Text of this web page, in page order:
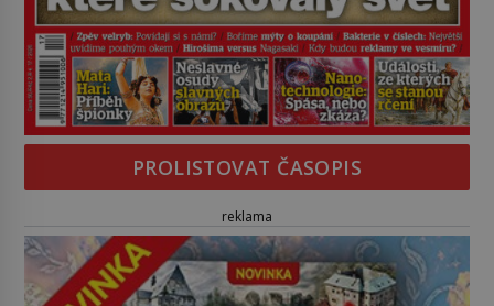
PROLISTOVAT ČASOPIS
reklama